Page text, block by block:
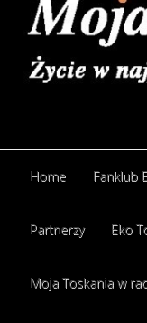
Home Fanklub
Partnerzy Eko
Moja Toskania w